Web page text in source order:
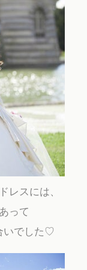
スには、
って
いでした♡